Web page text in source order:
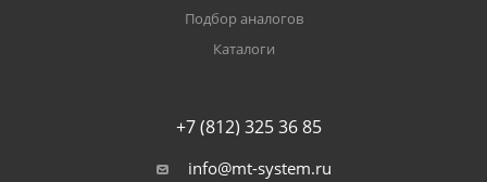
Подбор аналогов
Каталоги
+7 (812) 325 36 85
info@mt-system.ru